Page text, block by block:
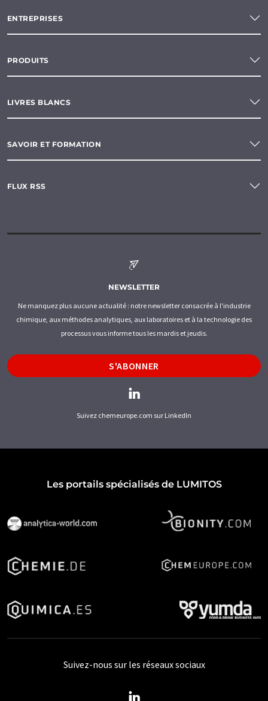
ENTREPRISES
PRODUITS
LIVRES BLANCS
SAVOIR ET FORMATION
FLUX RSS
NEWSLETTER
Ne manquez plus aucune actualité : notre newsletter consacrée à l'industrie
chimique, aux méthodes analytiques, aux laboratoires et à la technologie des
processus vous informe tous les mardis et jeudis.
S'ABONNER
Suivez chemeurope.com sur LinkedIn
Les portails spécialisés de LUMITOS
Suivez-nous sur les réseaux sociaux